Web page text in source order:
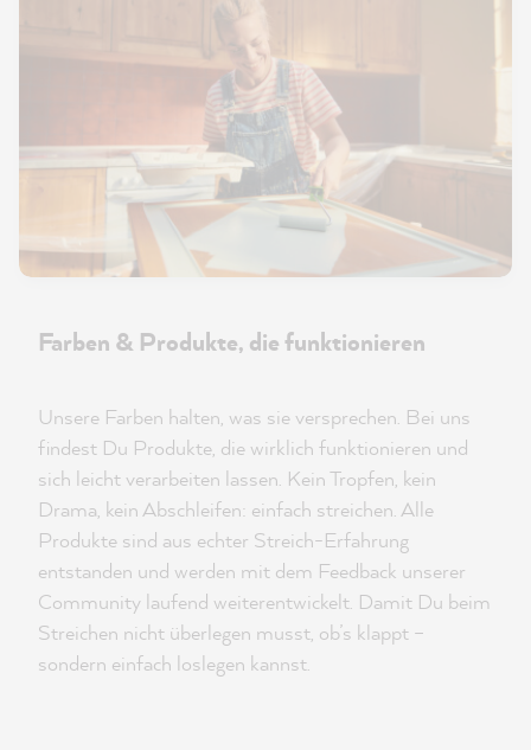
Farben & Produkte, die funktionieren
Unsere Farben halten, was sie versprechen. Bei uns
findest Du Produkte, die wirklich funktionieren und
sich leicht verarbeiten lassen. Kein Tropfen, kein
Drama, kein Abschleifen: einfach streichen. Alle
Produkte sind aus echter Streich-Erfahrung
entstanden und werden mit dem Feedback unserer
Community laufend weiterentwickelt. Damit Du beim
Streichen nicht überlegen musst, ob’s klappt –
sondern einfach loslegen kannst.